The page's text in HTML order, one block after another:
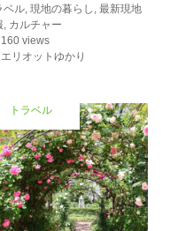
ベル ,現地の暮らし ,最新現地
カルチャー
160 views
エリオットゆかり
トラベル